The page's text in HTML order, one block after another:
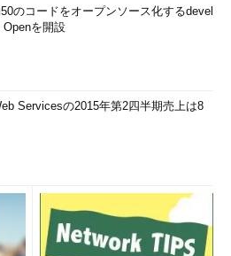
のコードをオープンソース化するdevel
Openを開設
Servicesの2015年第2四半期売上は8